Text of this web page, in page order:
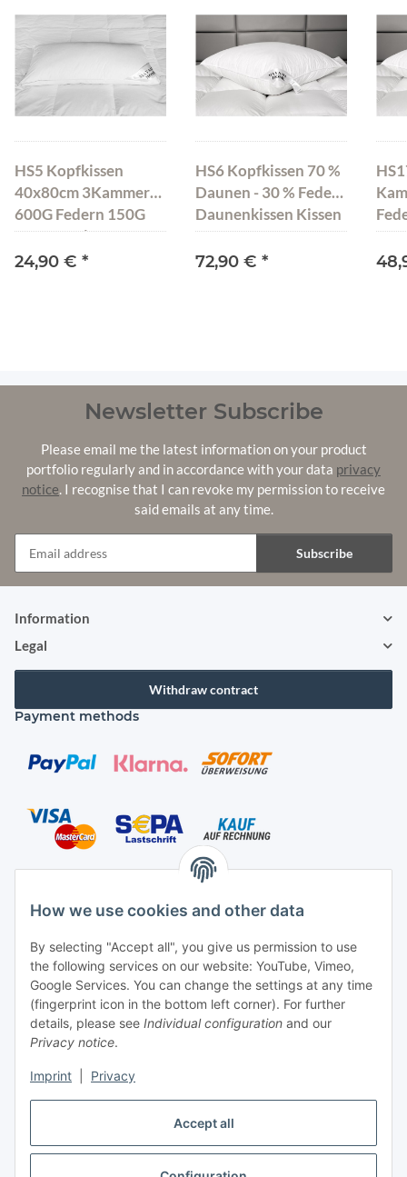
Accept all
How we use cookies and other data
By selecting "Accept all", you give us permission to use
the following services on our website: YouTube, Vimeo,
Google Services. You can change the settings at any time
(fingerprint icon in the bottom left corner). For further
details, please see Individual configuration and our
Privacy notice.
Imprint Privacy
HS5 Kopfkissen
40x80cm 3Kammer
600G Federn 150G
Daunen Kissen Natur
750 Gramm
24,90 € *
HS6 Kopfkissen 70 %
Daunen - 30 % Federn
Daunenkissen Kissen
80x80 cm 2000 g NEU
72,90 € *
cm
Newsletter Subscribe
Please email me the latest information on your product
portfolio regularly and in accordance with your data privacy
notice. I recognise that I can revoke my permission to receive
said emails at any time.
Subscribe
Information
Legal
Withdraw contract
Payment methods
Contact
Mayaadi Home
Max-Planck-Str. 34
61184 Karben
Germany
Telephone: +49-6039-938080